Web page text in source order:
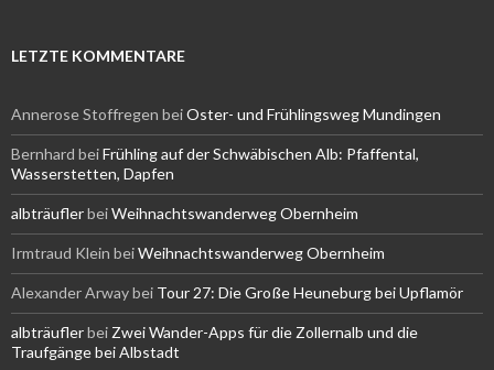
LETZTE KOMMENTARE
Annerose Stoffregen beiOster- und Frühlingsweg Mundingen
Bernhard beiFrühling auf der Schwäbischen Alb: Pfaffental,
Wasserstetten, Dapfen
albträuflerbeiWeihnachtswanderweg Obernheim
Irmtraud Klein beiWeihnachtswanderweg Obernheim
Alexander Arwaybei Tour 27: Die Große Heuneburg bei Upflamör
albträuflerbei Zwei Wander-Apps für die Zollernalb und die
Traufgänge bei Albstadt